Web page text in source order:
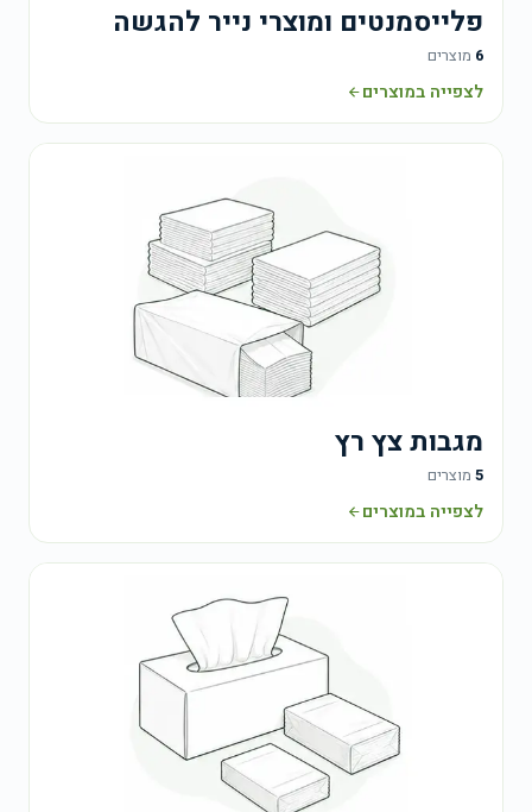
פלייסמנטים ומוצרי נייר להגשה
6 מוצרים
לצפייה במוצרים
מגבות צץ רץ
5 מוצרים
לצפייה במוצרים